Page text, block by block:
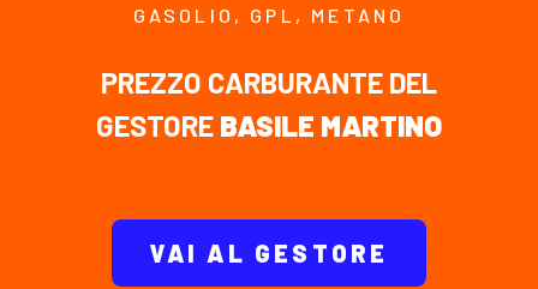
GASOLIO, GPL, METANO
PREZZO CARBURANTE DEL
GESTORE BASILE MARTINO
VAI AL GESTORE